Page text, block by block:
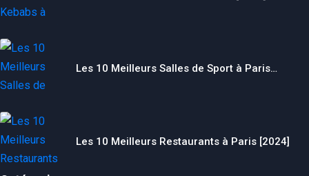
Les 10 Meilleurs Salles de Sport à Paris…
Les 10 Meilleurs Restaurants à Paris [2024]